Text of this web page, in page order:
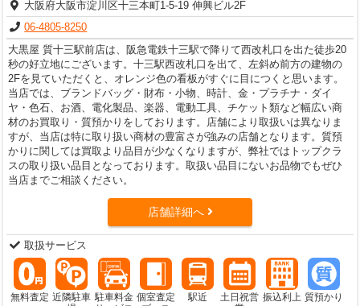
大阪府大阪市淀川区十三本町1-5-19 伸興ビル2F
06-4805-8250
大黒屋 質十三駅前店は、阪急電鉄十三駅で降りて西改札口を出た徒歩20
秒の好立地にございます。十三駅西改札口を出て、左斜め前方の建物の
2Fを見ていただくと、オレンジ色の看板がすぐに目につくと思います。
当店では、ブランドバッグ・財布・小物、時計、金・プラチナ・ダイ
ヤ・色石、お酒、電化製品、楽器、電動工具、チケット類など幅広い商
材のお買取り・質預かりをしております。店舗により取扱いは異なりま
すが、当店は特に取り扱い商材の豊富さが強みの店舗となります。質預
かりに関しては買取より品目が少なくなりますが、弊社ではトップクラ
スの取り扱い品目となっております。取扱い品目にないお品物でもぜひ
当店までご相談ください。
店舗詳細へ
取扱サービス
無料査定 近隣駐車 駐車料金 個室査定
駅近
土日祝営 振込利上 質預かり